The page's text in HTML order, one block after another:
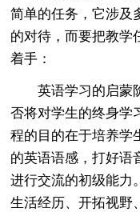
简单的任务，它涉及
的对待，而要把教学
着手：
英语学习的启蒙阶
否将对学生的终身学
程的目的在于培养学
的英语语感，打好语
进行交流的初级能力
生活经历、开拓视野